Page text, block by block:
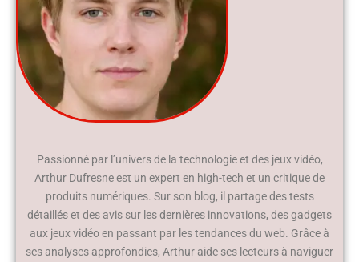
Passionné par l’univers de la technologie et des jeux vidéo,
Arthur Dufresne est un expert en high-tech et un critique de
produits numériques. Sur son blog, il partage des tests
détaillés et des avis sur les dernières innovations, des gadgets
aux jeux vidéo en passant par les tendances du web. Grâce à
ses analyses approfondies, Arthur aide ses lecteurs à naviguer